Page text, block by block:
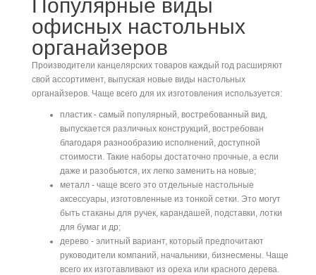
Популярные виды
офисных настольных
органайзеров
Производители канцелярских товаров каждый год расширяют
свой ассортимент, выпуская новые виды настольных
органайзеров. Чаще всего для их изготовления используется:
пластик - самый популярный, востребованный вид,
выпускается различных конструкций, востребован
благодаря разнообразию исполнений, доступной
стоимости. Такие наборы достаточно прочные, а если
даже и разобьются, их легко заменить на новые;
металл - чаще всего это отдельные настольные
аксессуары, изготовленные из тонкой сетки. Это могут
быть стаканы для ручек, карандашей, подставки, лотки
для бумаг и др;
дерево - элитный вариант, который предпочитают
руководители компаний, начальники, бизнесмены. Чаще
всего их изготавливают из ореха или красного дерева.